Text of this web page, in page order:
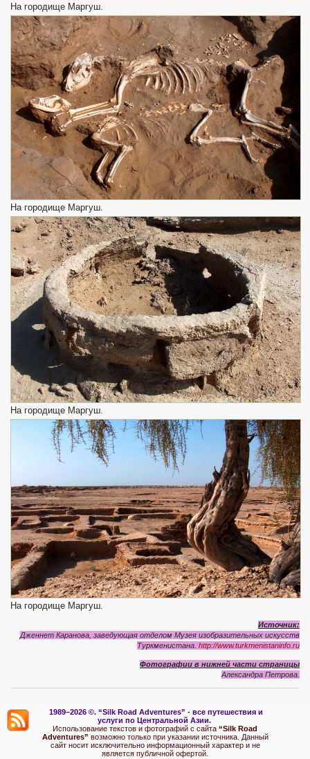
На городище Маргуш.
На городище Маргуш.
На городище Маргуш.
На городище Маргуш.
Источник:
Дженнет Каранова, заведующая отделом Музея изобразительных искусств
Туркменистана. http://www.turkmenistaninfo.ru
Фотографии в нижней части страницы
Александра Петрова.
1989–2026 ©. “Silk Road Adventures” - все путешествия и
услуги по Центральной Азии.
Использование текстов и фотографий с сайта “Silk Road
Adventures” возможно только при указании источника. Данный
сайт носит исключительно информационный характер и не
является публичной офертой.